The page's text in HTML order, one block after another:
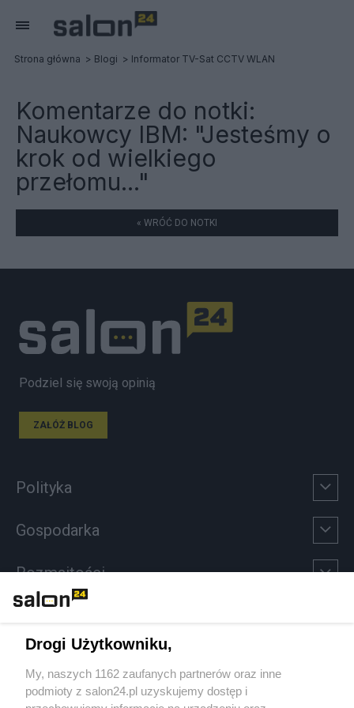
Strona główna Blogi Informator TV-Sat CCTV WLAN
Komentarze do notki:
Naukowcy IBM: "Jesteśmy o
krok od wielkiego
przełomu..."
« WRÓĆ DO NOTKI
Podziel się swoją opinią
ZAŁÓŻ BLOG
Polityka
Gospodarka
Rozmaitości
Sport
Społeczeństwo
Drogi Użytkowniku,
My, naszych 1162 zaufanych partnerów oraz inne
podmioty z salon24.pl uzyskujemy dostęp i